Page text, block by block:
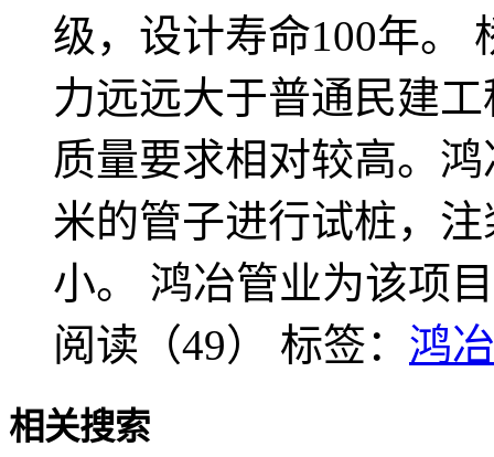
级，设计寿命100年。
力远远大于普通民建
质量要求相对较高。
米的管子进行试桩，
小。 鸿冶管业为该项
阅读（49） 标签： 鸿
相关搜索